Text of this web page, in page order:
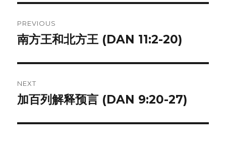
navigation
PREVIOUS
Previous
南方王和北方王 (DAN 11:2-20)
NEXT
Next
加百列解释预言 (DAN 9:20-27)